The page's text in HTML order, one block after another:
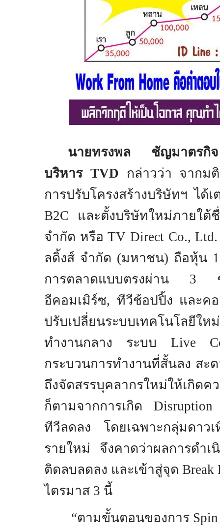
นายทรงพล ชัญมาตรกิ
บริหาร TVD กล่าวว่า จากม
การปรับโครงสร้างบริษัทฯ ได้
B2C และตั้งบริษัทใหม่ภายใ
จำกัด หรือTV Direct Co.,
ลดิ้งส์ จำกัด (มหาชน) ถือหุ้น
การตลาดแบบตรงผ่าน 3
อีคอมเมิร์ซ, ทีวีช้อปปิ้ง และค
ปรับเปลี่ยนระบบเทคโนโลยีใ
ทำงานกลาง ระบบ Live
กระบวนการทำงานที่สั้นลง สะ
ถึงจัดสรรบุคลากรใหม่ให้เกิด
ก็ตามจากการเกิด
ทีวีลดลง โดยเฉพาะกลุ่มดาวเ
รายใหม่ จึงคาดว่าผลการดำ
ติดลบลดลง และเข้าสู่จุด Break
ไตรมาส 3 นี้
“ตามขั้นตอนของการ